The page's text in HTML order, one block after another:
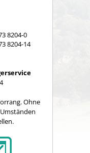
8204-0
8204-14
Ohne